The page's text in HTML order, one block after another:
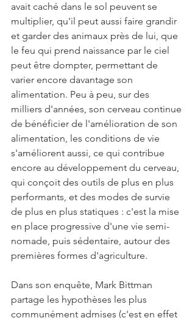
avait caché dans le sol peuvent se
multiplier, qu'il peut aussi faire grandir
et garder des animaux près de lui, que
le feu qui prend naissance par le ciel
peut être dompter, permettant de
varier encore davantage son
alimentation. Peu à peu, sur des
milliers d'années, son cerveau continue
de bénéficier de l'amélioration de son
alimentation, les conditions de vie
s'améliorent aussi, ce qui contribue
encore au développement du cerveau,
qui conçoit des outils de plus en plus
performants, et des modes de survie
de plus en plus statiques : c'est la mise
en place progressive d'une vie semi-
nomade, puis sédentaire, autour des
premières formes d'agriculture.
Dans son enquête, Mark Bittman
partage les hypothèses les plus
communément admises (c'est en effet